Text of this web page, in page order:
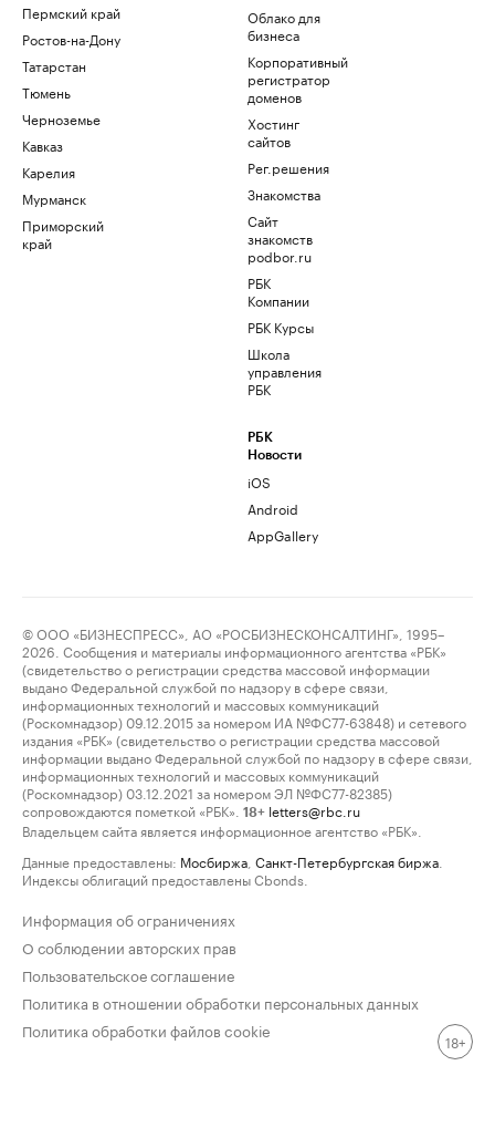
Пермский край
Ростов-на-Дону
Татарстан
Тюмень
Черноземье
Кавказ
Карелия
Мурманск
Приморский
край
Облако для
бизнеса
Корпоративный
регистратор
доменов
Хостинг
сайтов
Рег.решения
Знакомства
Сайт
знакомств
podbor.ru
РБК
Компании
РБК Курсы
Школа
управления
РБК
РБК
Новости
iOS
Android
AppGallery
© ООО «БИЗНЕСПРЕСС», АО «РОСБИЗНЕСКОНСАЛТИНГ», 1995–
2026. Сообщения и материалы информационного агентства «РБК»
(свидетельство о регистрации средства массовой информации
выдано Федеральной службой по надзору в сфере связи,
информационных технологий и массовых коммуникаций
(Роскомнадзор) 09.12.2015 за номером ИА №ФС77-63848) и сетевого
издания «РБК» (свидетельство о регистрации средства массовой
информации выдано Федеральной службой по надзору в сфере связи,
информационных технологий и массовых коммуникаций
(Роскомнадзор) 03.12.2021 за номером ЭЛ №ФС77-82385)
сопровождаются пометкой «РБК».
18+ letters@rbc.ru
Владельцем сайта является информационное агентство «РБК».
Данные предоставлены: Мосбиржа Санкт-Петербургская биржа
Индексы облигаций предоставлены Cbonds.
Информация об ограничениях
О соблюдении авторских прав
Пользовательское соглашение
Политика в отношении обработки персональных данных
Политика обработки файлов cookie
18+